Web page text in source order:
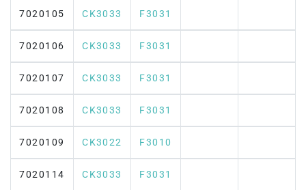
7020105 CK3033 F3031
7020106 CK3033 F3031
7020107 CK3033 F3031
7020108 CK3033 F3031
7020109 CK3022 F3010
7020114 CK3033 F3031